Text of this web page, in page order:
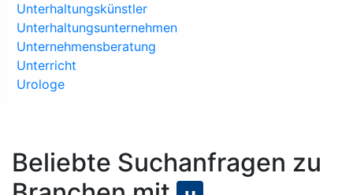
Unterhaltungskünstler
Unterhaltungsunternehmen
Unternehmensberatung
Unterricht
Urologe
Beliebte Suchanfragen zu